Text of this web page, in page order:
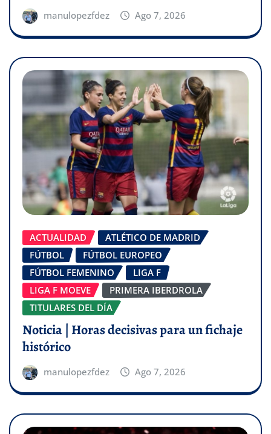
manulopezfdez Ago 7, 2026
ACTUALIDAD
ATLÉTICO DE MADRID
FÚTBOL
FÚTBOL EUROPEO
FÚTBOL FEMENINO
LIGA F
LIGA F MOEVE
PRIMERA IBERDROLA
TITULARES DEL DÍA
Noticia | Horas decisivas para un fichaje
histórico
manulopezfdez Ago 7, 2026